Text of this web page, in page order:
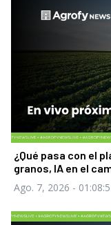
¿Qué pasa con el
granos, IA en el
Ago. 7, 2026 -